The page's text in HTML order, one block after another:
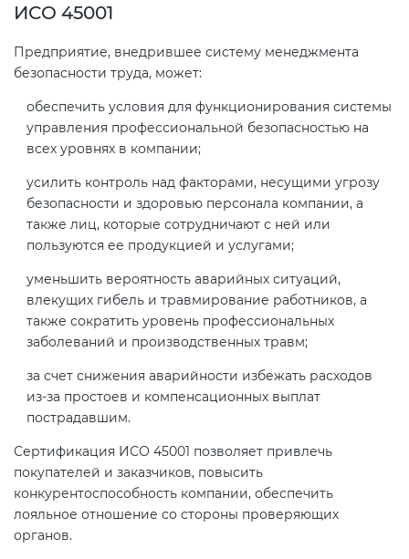
ИСО 45001
Предприятие, внедрившее систему менеджмента
безопасности труда, может:
обеспечить условия для функционирования системы
управления профессиональной безопасностью на
всех уровнях в компании;
усилить контроль над факторами, несущими угрозу
безопасности и здоровью персонала компании, а
также лиц, которые сотрудничают с ней или
пользуются ее продукцией и услугами;
уменьшить вероятность аварийных ситуаций,
влекущих гибель и травмирование работников, а
также сократить уровень профессиональных
заболеваний и производственных травм;
за счет снижения аварийности избежать расходов
из-за простоев и компенсационных выплат
пострадавшим.
Сертификация ИСО 45001 позволяет привлечь
покупателей и заказчиков, повысить
конкурентоспособность компании, обеспечить
лояльное отношение со стороны проверяющих
органов.